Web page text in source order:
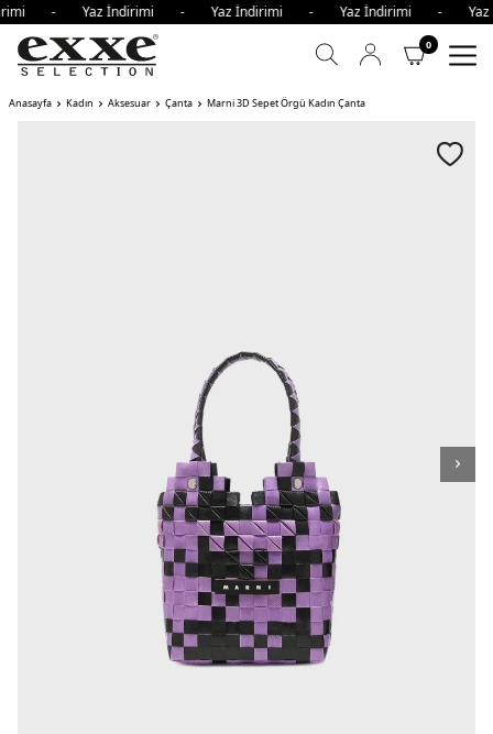
- Yaz İndirimi - Yaz İndirimi - Yaz İndirimi -
0
Anasayfa Kadın Aksesuar Çanta Marni 3D Sepet Örgü Kadın Çanta